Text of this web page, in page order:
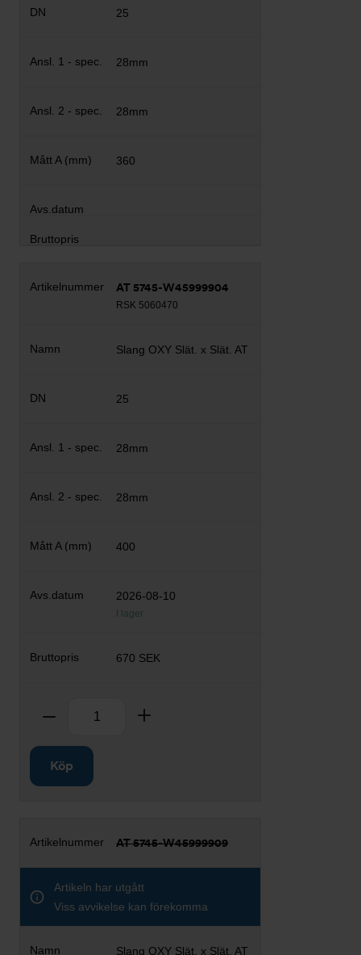
25
28mm
28mm
360
AT 5745-W45999904
RSK 5060470
Slang OXY Slät. x Slät. AT
25
28mm
28mm
400
2026-08-10
I lager
670 SEK
Ta bort
Köp
AT 5745-W45999909
Artikeln har utgått
Viss avvikelse kan förekomma
Slang OXY Slät. x Slät. AT